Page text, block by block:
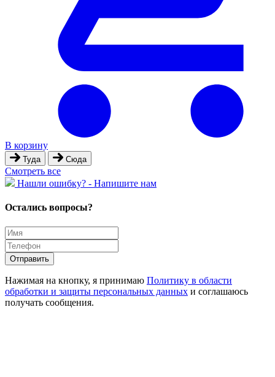
В корзину
Туда Сюда
Cмотреть все
Hашли ошибку? - Напишите нам
Остались вопросы?
Отправить
Нажимая на кнопку, я принимаю Политику в области
обработки и защиты персональных данных и соглашаюсь
получать сообщения.